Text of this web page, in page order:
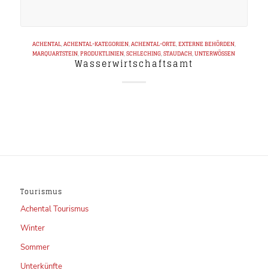
ACHENTAL,ACHENTAL-KATEGORIEN,ACHENTAL-ORTE,EXTERNE BEHÖRDEN,
MARQUARTSTEIN,PRODUKTLINIEN,SCHLECHING,STAUDACH,UNTERWÖSSEN
Wasserwirtschaftsamt
Tourismus
Achental Tourismus
Winter
Sommer
Unterkünfte